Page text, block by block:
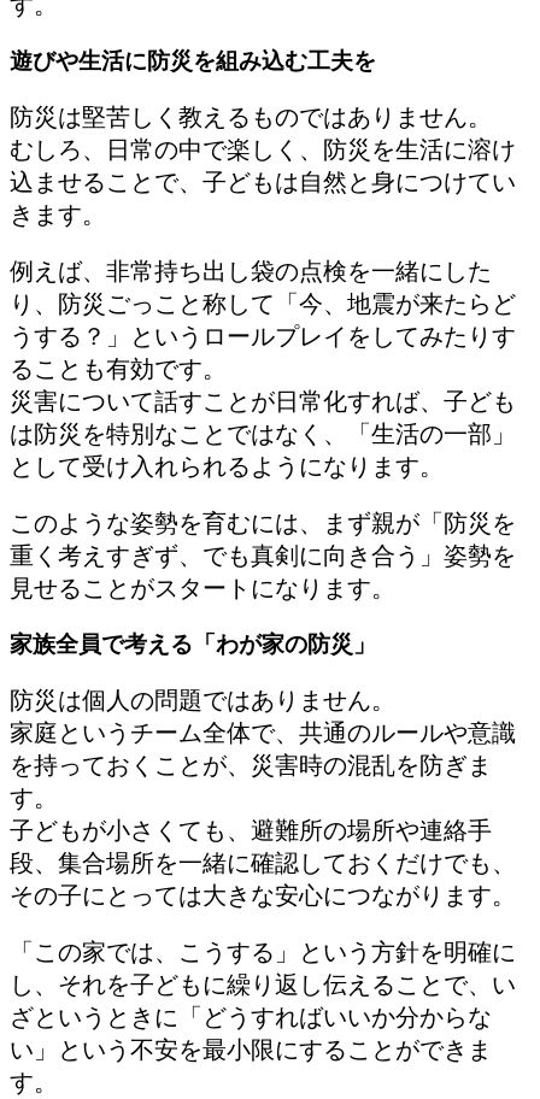
遊びや生活に防災を組み込む工夫を
防災は堅苦しく教えるものではありません。
むしろ、日常の中で楽しく、防災を生活に溶け
込ませることで、子どもは自然と身につけてい
きます。
例えば、非常持ち出し袋の点検を一緒にした
り、防災ごっこと称して「今、地震が来たらど
うする？」というロールプレイをしてみたりす
ることも有効です。
災害について話すことが日常化すれば、子ども
は防災を特別なことではなく、「生活の一部」
として受け入れられるようになります。
このような姿勢を育むには、まず親が「防災を
重く考えすぎず、でも真剣に向き合う」姿勢を
見せることがスタートになります。
家族全員で考える「わが家の防災」
防災は個人の問題ではありません。
家庭というチーム全体で、共通のルールや意識
を持っておくことが、災害時の混乱を防ぎま
す。
子どもが小さくても、避難所の場所や連絡手
段、集合場所を一緒に確認しておくだけでも、
その子にとっては大きな安心につながります。
「この家では、こうする」という方針を明確に
し、それを子どもに繰り返し伝えることで、い
ざというときに「どうすればいいか分からな
い」という不安を最小限にすることができま
す。